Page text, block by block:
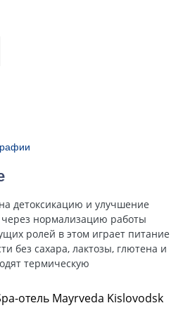
детоксикацию и улучшение
через нормализацию работы
ролей в этом играет питание
без сахара, лактозы, глютена и
термическую